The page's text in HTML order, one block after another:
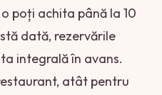
poți achita până la 10
dată, rezervările
integrală în avans.
atât pentru